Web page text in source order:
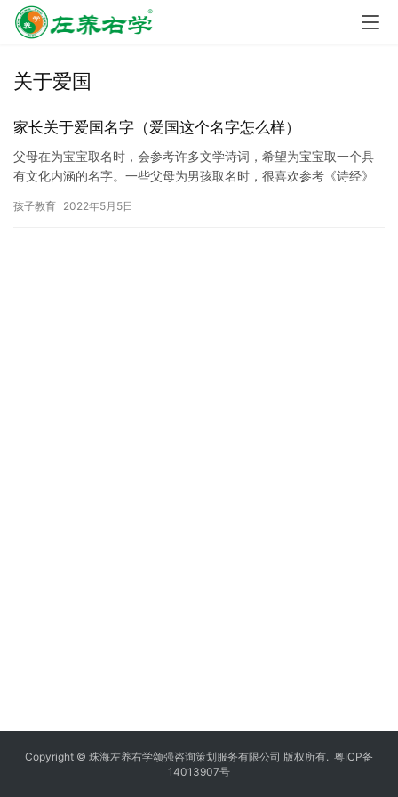
关于爱国
家长关于爱国名字（爱国这个名字怎么样）
父母在为宝宝取名时，会参考许多文学诗词，希望为宝宝取一个具
有文化内涵的名字。一些父母为男孩取名时，很喜欢参考《诗经》
实与浪…
孩子教育 2022年5月5日
Copyright © 珠海左养右学颂强咨询策划服务有限公司 版权所有. 粤ICP备
14013907号